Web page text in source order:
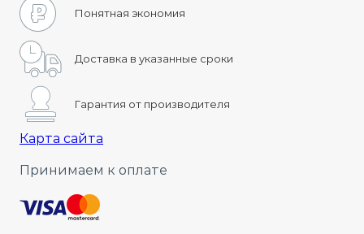
Карта сайта
Принимаем к оплате
Понятная экономия
Доставка в указанные сроки
Гарантия от производителя